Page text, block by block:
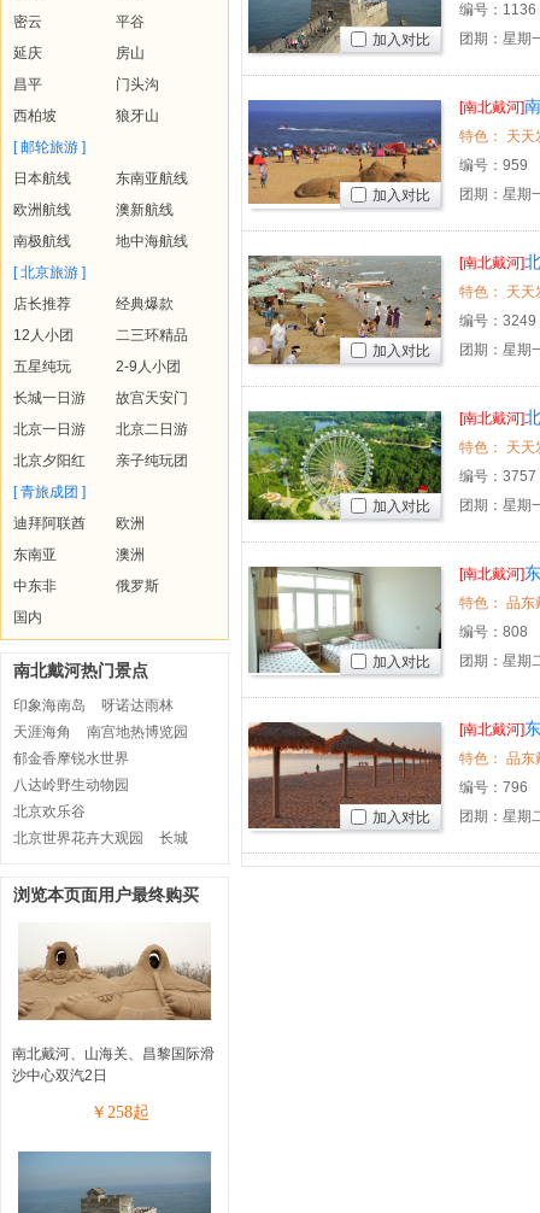
密云
平谷
延庆
房山
昌平
门头沟
西柏坡
狼牙山
[ 邮轮旅游 ]
日本航线
东南亚航线
欧洲航线
澳新航线
南极航线
地中海航线
[ 北京旅游 ]
店长推荐
经典爆款
12人小团
二三环精品
五星纯玩
2-9人小团
长城一日游
故宫天安门
北京一日游
北京二日游
北京夕阳红
亲子纯玩团
[ 青旅成团 ]
迪拜阿联酋
欧洲
东南亚
澳洲
中东非
俄罗斯
国内
南北戴河热门景点
印象海南岛
呀诺达雨林
天涯海角
南宫地热博览园
郁金香摩锐水世界
八达岭野生动物园
北京欢乐谷
北京世界花卉大观园
长城
浏览本页面用户最终购买
南北戴河、山海关、昌黎国际滑
沙中心双汽2日
￥258起
编号： 1136
团期：星期
加入对比
[南北戴河]
编号： 959
团期：星期
加入对比
[南北戴河]
编号： 3249
团期：星期
加入对比
[南北戴河]
编号： 3757
团期：星期
加入对比
[南北戴河]
编号： 808
团期：星期
加入对比
[南北戴河]
特色： 品东
编号： 796
团期：星期
加入对比